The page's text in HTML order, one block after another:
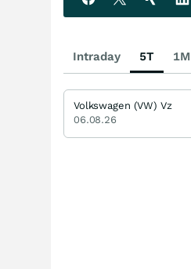
Intraday 5T 1M
Volkswagen (VW) Vz
06.08.26